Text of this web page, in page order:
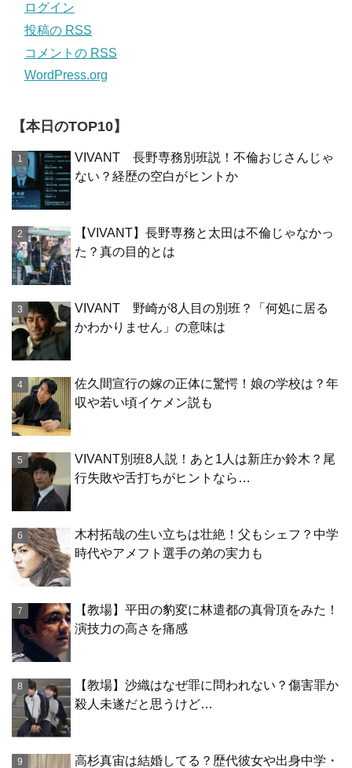
ログイン
投稿の RSS
コメントの RSS
WordPress.org
【本日のTOP10】
VIVANT 長野専務別班説！不倫おじさんじゃ
ない？経歴の空白がヒントか
【VIVANT】長野専務と太田は不倫じゃなかっ
た？真の目的とは
VIVANT 野崎が8人目の別班？「何処に居る
かわかりません」の意味は
佐久間宣行の嫁の正体に驚愕！娘の学校は？年
収や若い頃イケメン説も
VIVANT別班8人説！あと1人は新庄か鈴木？尾
行失敗や舌打ちがヒントなら…
木村拓哉の生い立ちは壮絶！父もシェフ？中学
時代やアメフト選手の弟の実力も
【教場】平田の豹変に林遣都の真骨頂をみた！
演技力の高さを痛感
【教場】沙織はなぜ罪に問われない？傷害罪か
殺人未遂だと思うけど…
高杉真宙は結婚してる？歴代彼女や出身中学・